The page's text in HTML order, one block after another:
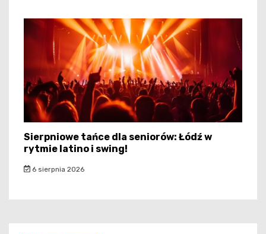
Sierpniowe tańce dla seniorów: Łódź w
rytmie latino i swing!
6 sierpnia 2026